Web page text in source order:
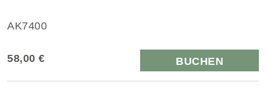
AK7400
58,00 € BUCHEN